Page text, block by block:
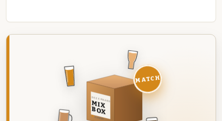
DEZE MAAND
MIX
BOX
8 BIEREN
MATCH